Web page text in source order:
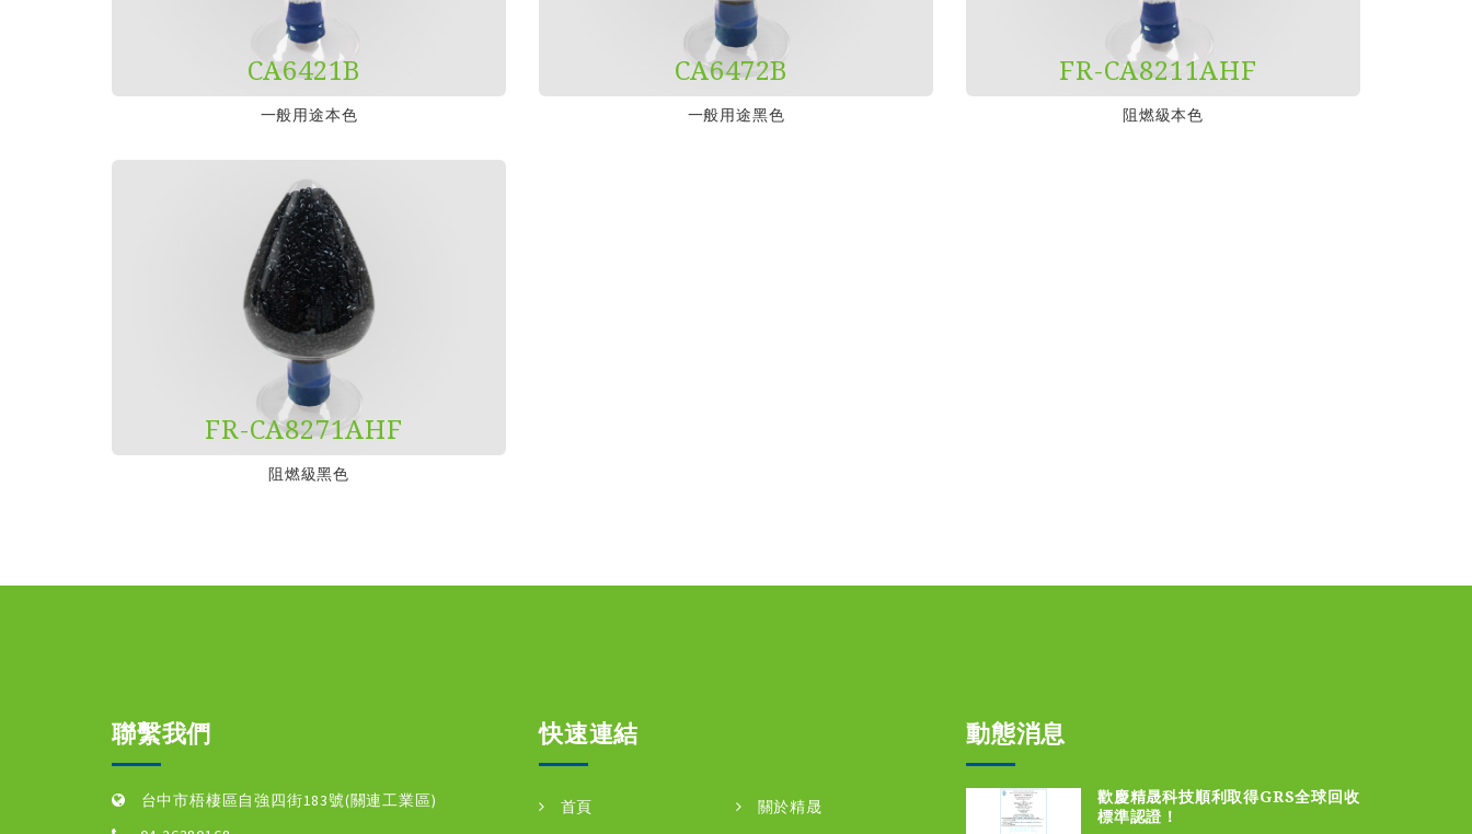
CA6421B
一般用途本色
CA6472B
一般用途黑色
FR-CA8211AHF
阻燃級本色
FR-CA8271AHF
阻燃級黑色
聯繫我們
台中市梧棲區自強四街183號(關連工業區)
快速連結
首頁 關於精晟
動態消息
歡慶精晟科技順利取得GRS全球回收
標準認證！